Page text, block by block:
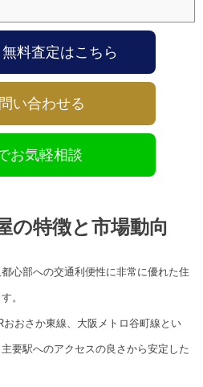
無料査定はこちら
い合わせる
お気軽相談
の特徴と市場動向
心部への交通利便性に非常に優れた住
。
おさか東線、大阪メトロ谷町線とい
要駅へのアクセスの良さから安定した